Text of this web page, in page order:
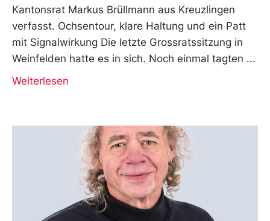
Kantonsrat Markus Brüllmann aus Kreuzlingen
verfasst. Ochsentour, klare Haltung und ein Patt
mit Signalwirkung Die letzte Grossratssitzung in
Weinfelden hatte es in sich. Noch einmal tagten
Weiterlesen